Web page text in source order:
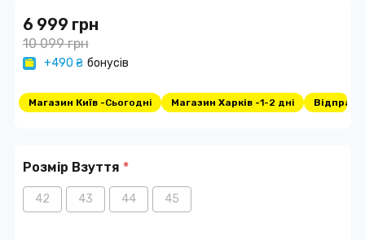
6 999 грн
10 099 грн
+490 ₴ бонусів
Магазин Київ -Сьогодні Магазин Харків -1-2 дні
Розмір Взуття *
42 43 44 45